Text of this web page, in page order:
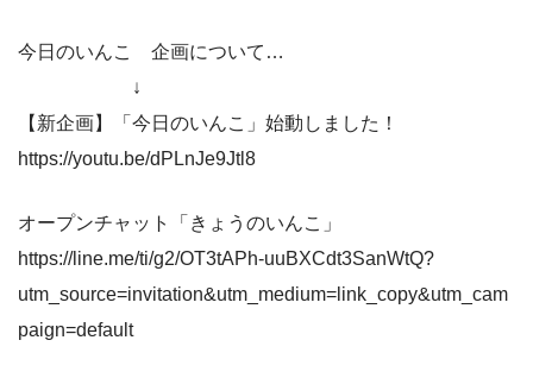
今日のいんこ 企画について…
↓
【新企画】「今日のいんこ」始動しました！
https://youtu.be/dPLnJe9Jtl8
オープンチャット「きょうのいんこ」
https://line.me/ti/g2/OT3tAPh-uuBXCdt3SanWtQ?
utm_source=invitation&utm_medium=link_copy&utm_cam
paign=default